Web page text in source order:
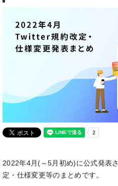
2022年4月(～5月初め)に公式発表
定・仕様変更等のまとめです。